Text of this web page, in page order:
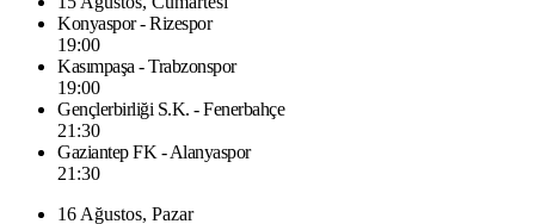
Konyaspor - Rizespor
19:00
Kasımpaşa - Trabzonspor
19:00
Gençlerbirliği S.K. - Fenerbahçe
21:30
Gaziantep FK - Alanyaspor
21:30
16 Ağustos, Pazar